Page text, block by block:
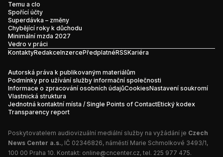
Temu a clo
Spořící účty
Superdávka – změny
Chybějící roky k důchodu
Minimální mzda 2027
Vedro v práci
KontaktyRedakceInzercePředplatnéRSSKariéra
Autorská práva k publikovaným materiálům
Podmínky pro užívání služby informační společnosti
Informace o zpracování osobních údajůCookiesNastavení soukromí
Vlastnická struktura
Jednotná kontaktní místa / Single Points of ContactEtický kodex
Transparency report
Poskytovatelem audiovizuální mediální služby na vyžádání je Czech
News Center a.s., IČ 02346826, náměstí Marie Schmolkové 3493/1,
100 00 Praha 10. Kontakt: online@cncenter.cz, tel. 225 977 475.